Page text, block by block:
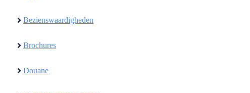
Bezienswaardigheden
Brochures
Douane